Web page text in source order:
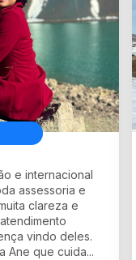
e internacional
assessoria e
clareza e
vindo deles.
Ane que cuida...